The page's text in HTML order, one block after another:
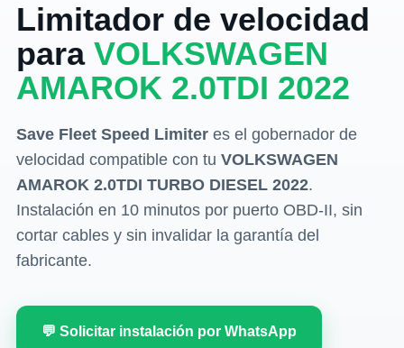
Limitador de velocidad
para VOLKSWAGEN
AMAROK 2.0TDI 2022
Save Fleet Speed Limiteres el gobernador de
velocidad compatible con tu VOLKSWAGEN
AMAROK 2.0TDI TURBO DIESEL 2022.
Instalación en 10 minutos por puerto OBD-II, sin
cortar cables y sin invalidar la garantía del
fabricante.
💬 Solicitar instalación por WhatsApp